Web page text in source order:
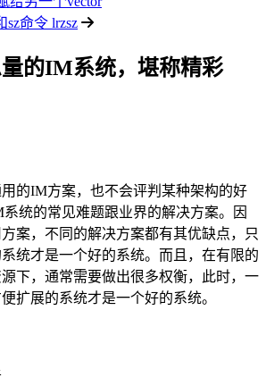
sz命令 lrzsz
的IM系统，堪称精彩
的IM方案，也不会评判某种架构的好
统的常见难题跟业界的解决方案。因
案，不同的解决方案都有其优缺点，只
统才是一个好的系统。而且，在有限的
下，通常需要做出很多权衡，此时，一
扩展的系统才是一个好的系统。